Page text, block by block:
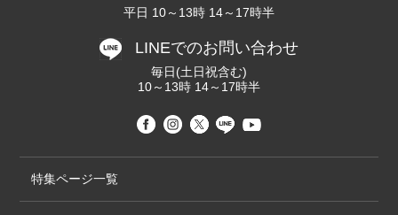
平日 10～13時 14～17時半
LINEでのお問い合わせ
毎日(土日祝含む)
10～13時 14～17時半
特集ページ一覧